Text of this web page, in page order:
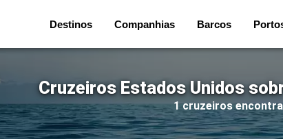
Destinos Companhias Barcos
Cruzeiros Estados Unidos
1 cruzeiros